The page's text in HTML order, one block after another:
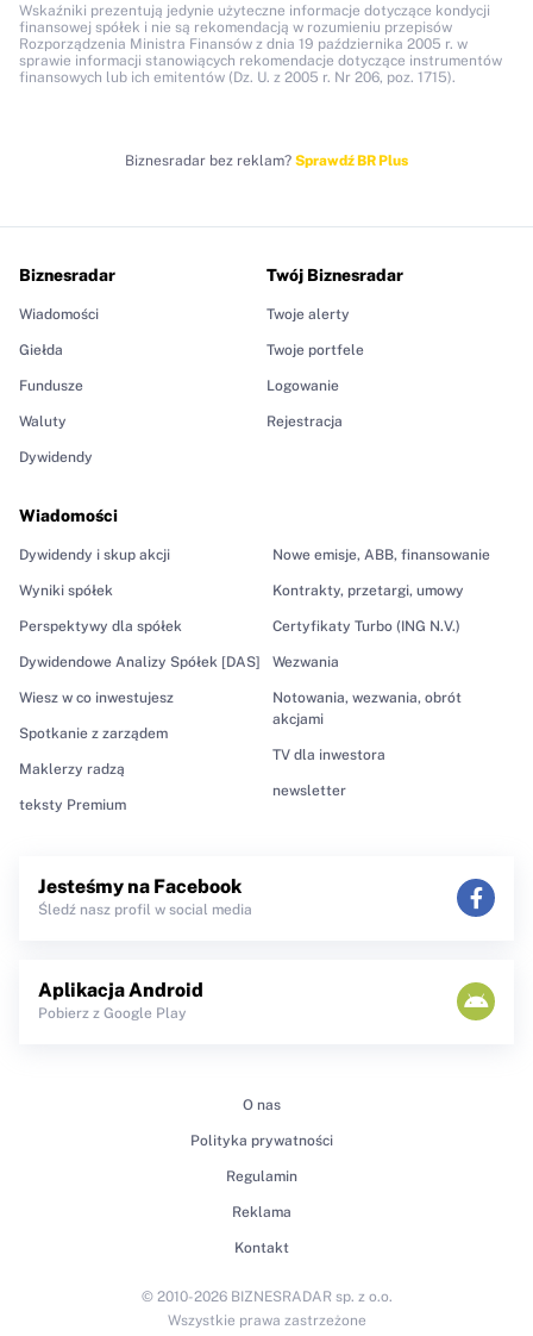
Wskaźniki prezentują jedynie użyteczne informacje dotyczące kondycji
finansowej spółek i nie są rekomendacją w rozumieniu przepisów
Rozporządzenia Ministra Finansów z dnia 19 października 2005 r. w
sprawie informacji stanowiących rekomendacje dotyczące instrumentów
finansowych lub ich emitentów (Dz. U. z 2005 r. Nr 206, poz. 1715).
Biznesradar bez reklam? Sprawdź BR Plus
Biznesradar
Wiadomości
Giełda
Fundusze
Waluty
Dywidendy
Wiadomości
Dywidendy i skup akcji
Wyniki spółek
Perspektywy dla spółek
Dywidendowe Analizy Spółek [DAS]
Wiesz w co inwestujesz
Spotkanie z zarządem
Maklerzy radzą
teksty Premium
Nowe emisje, ABB, finansowanie
Kontrakty, przetargi, umowy
Certyfikaty Turbo (ING N.V.)
Wezwania
Notowania, wezwania, obrót
akcjami
TV dla inwestora
newsletter
Twój Biznesradar
Twoje alerty
Twoje portfele
Logowanie
Rejestracja
Jesteśmy na Facebook
Śledź nasz profil w social media
Aplikacja Android
Pobierz z Google Play
O nas
Polityka prywatności
Regulamin
Reklama
Kontakt
© 2010-2026 BIZNESRADAR sp. z o.o.
Wszystkie prawa zastrzeżone